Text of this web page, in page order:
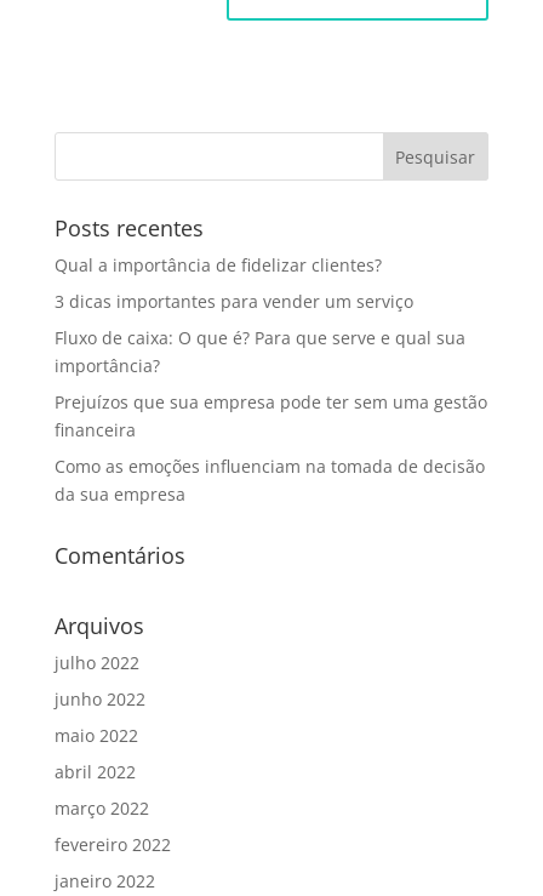
Posts recentes
Qual a importância de fidelizar clientes?
3 dicas importantes para vender um serviço
Fluxo de caixa: O que é? Para que serve e qual sua
importância?
Prejuízos que sua empresa pode ter sem uma gestão
financeira
Como as emoções influenciam na tomada de decisão
da sua empresa
Comentários
Arquivos
julho 2022
junho 2022
maio 2022
abril 2022
março 2022
fevereiro 2022
janeiro 2022